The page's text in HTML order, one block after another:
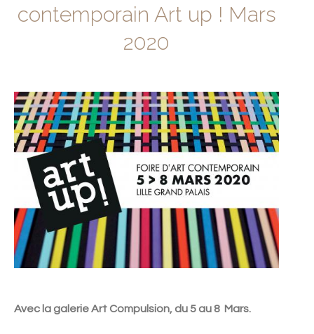
contemporain Art up ! Mars
2020
Avec la galerie Art Compulsion, du 5 au 8 Mars.